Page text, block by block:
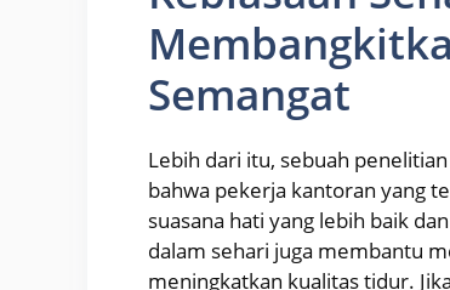
Semangat
Lebih dari itu, sebuah
bahwa pekerja kantoran yang
suasana hati yang lebih baik
dalam sehari juga membantu
meningkatkan kualitas tidur.